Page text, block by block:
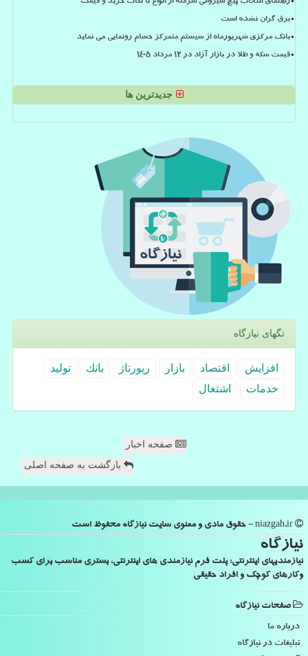
راهنمای انتخاب پیچ شیروانی سرمته از انواع تا نکات خرید و قیمت
برق گران نشده است
بانک مرکزی شهریورماه از سیستم متمرکز حسام رونمایی می نماید
قیمت سکه و طلا در بازار آزاد در ۱۲ مرداد ۱۴۰۵
جدیدترین ها
تگهای نیازگاه
افزایش اقتصاد بازار رپورتاژ بانك
تولید
خدمات
اشتغال
صفحه اخبار
بازگشت به صفحه اصلی
نیازگاه
نیازمندیهای اینترنتی: پلت فرم نیازمندی های اینترنتی، بستری مناسب برای کسب
وکارهای کوچک و افراد حقیقی
صفحات نیازگاه
درباره ما
تبلیغات در نیازگاه